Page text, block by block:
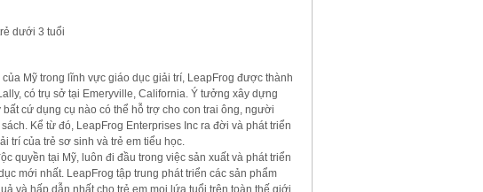
dưới 3 tuổi
Mỹ trong lĩnh vực giáo dục giải trí, LeapFrog được thành
có trụ sở tại Emeryville, California. Ý tưởng xây dựng
cứ dụng cụ nào có thể hỗ trợ cho con trai ông, người
Kể từ đó, LeapFrog Enterprises Inc ra đời và phát triển
trí của trẻ sơ sinh và trẻ em tiểu học.
quyền tại Mỹ, luôn đi đầu trong việc sản xuất và phát triển
mới nhất. LeapFrog tập trung phát triển các sản phẩm
và hấp dẫn nhất cho trẻ em mọi lứa tuổi trên toàn thế giới.